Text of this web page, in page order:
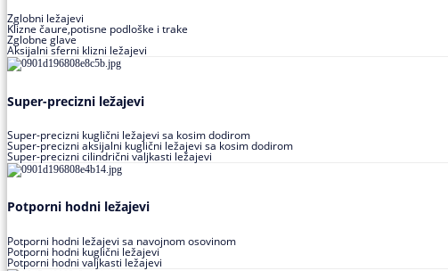
Zglobni ležajevi
Klizne čaure,potisne podloške i trake
Zglobne glave
Aksijalni sferni klizni ležajevi
Super-precizni ležajevi
Super-precizni kuglični ležajevi sa kosim dodirom
Super-precizni aksijalni kuglični ležajevi sa kosim dodirom
Super-precizni cilindrični valjkasti ležajevi
Potporni hodni ležajevi
Potporni hodni ležajevi sa navojnom osovinom
Potporni hodni kuglični ležajevi
Potporni hodni valjkasti ležajevi